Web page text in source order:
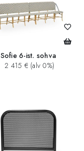
Sofie 6-ist. sohva
2 415 € (alv 0%)